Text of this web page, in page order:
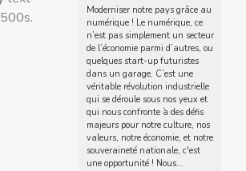
Moderniser notre pays grâce au
numérique ! Le numérique, ce
n’est pas simplement un secteur
de l’économie parmi d’autres, ou
quelques start-up futuristes
dans un garage. C’est une
véritable révolution industrielle
qui se déroule sous nos yeux et
qui nous confronte à des défis
majeurs pour notre culture, nos
valeurs, notre économie, et notre
souveraineté nationale, c'est
une opportunité ! Nous...